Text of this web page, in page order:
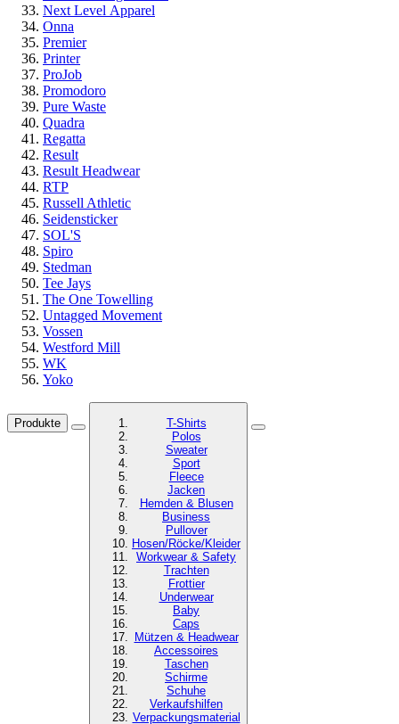
Next Level Apparel
Onna
Premier
Printer
ProJob
Promodoro
Pure Waste
Quadra
Regatta
Result
Result Headwear
RTP
Russell Athletic
Seidensticker
SOL'S
Spiro
Stedman
Tee Jays
The One Towelling
Untagged Movement
Vossen
Westford Mill
WK
Yoko
Produkte
T-Shirts
Polos
Sweater
Sport
Fleece
Jacken
Hemden & Blusen
Business
Pullover
Hosen/Röcke/Kleider
Workwear & Safety
Trachten
Frottier
Underwear
Baby
Caps
Mützen & Headwear
Accessoires
Taschen
Schirme
Schuhe
Verkaufshilfen
Verpackungsmaterial